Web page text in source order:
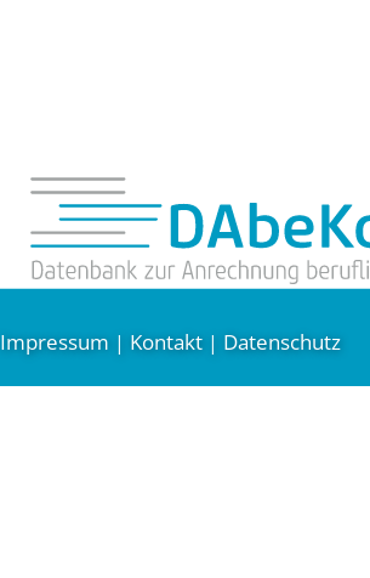
Impressum | Kontakt | Datenschutz